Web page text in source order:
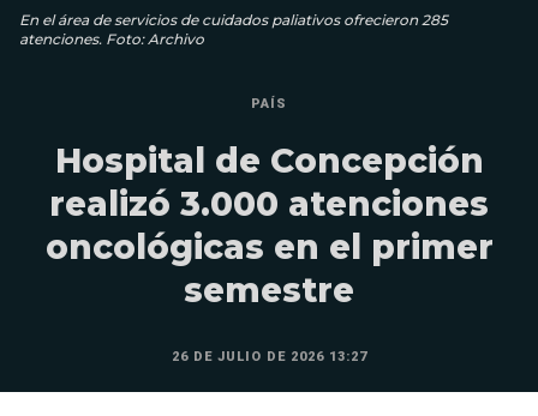
En el área de servicios de cuidados paliativos ofrecieron 285
atenciones. Foto: Archivo
PAÍS
Hospital de Concepción
realizó 3.000 atenciones
oncológicas en el primer
semestre
26 DE JULIO DE 2026 13:27